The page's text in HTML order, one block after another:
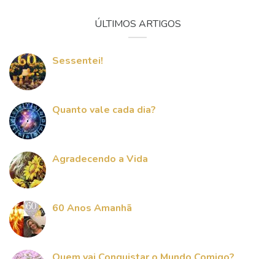
ÚLTIMOS ARTIGOS
Sessentei!
Quanto vale cada dia?
Agradecendo a Vida
60 Anos Amanhã